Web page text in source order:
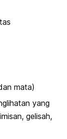
mata)
yang
gelisah,